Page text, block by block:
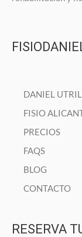
DANIEL
FISIO
PRECIOS
FAQS
BLOG
CONTACTO
RESERVA